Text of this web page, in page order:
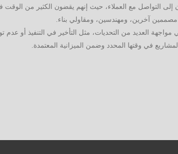
إلى التواصل مع العملاء، حيث إنهم يقضون الكثير من الوقت
آخرين، ومهندسين، ومقاولي بناء.
العديد من التحديات، مثل التأخير في التنفيذ أو عدم
في وقتها المحدد وضمن الميزانية المعتمدة.